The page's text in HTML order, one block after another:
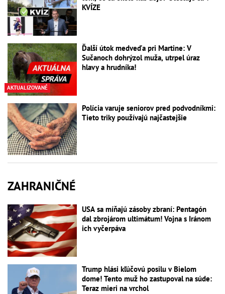
KVÍZE
AKTUALIZOVANÉ
Ďalší útok medveďa pri Martine: V
Sučanoch dohrýzol muža, utrpel úraz
hlavy a hrudníka!
Polícia varuje seniorov pred podvodníkmi:
Tieto triky používajú najčastejšie
ZAHRANIČNÉ
USA sa míňajú zásoby zbraní: Pentagón
dal zbrojárom ultimátum! Vojna s Iránom
ich vyčerpáva
Trump hlási kľúčovú posilu v Bielom
dome! Tento muž ho zastupoval na súde:
Teraz mieri na vrchol